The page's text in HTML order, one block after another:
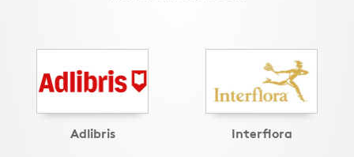
Adlibris Interflora